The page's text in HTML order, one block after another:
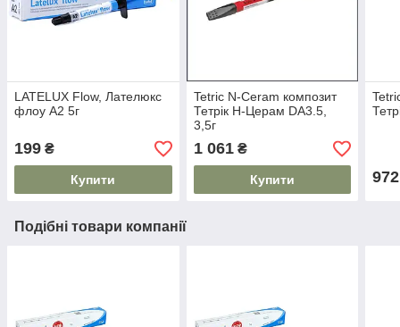
LATELUX Flow, Лателюкс
флоу А2 5г
199 ₴
Купити
Tetric N-Ceram композит
Тетрік Н-Церам DA3.5,
3,5г
1 061₴
Купити 972
Подібні товари компанії